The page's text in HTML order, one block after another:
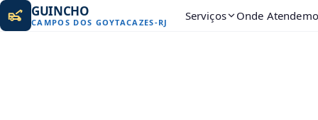
GUINCHO
CAMPOS DOS GOYTACAZES-RJ Serviços Onde